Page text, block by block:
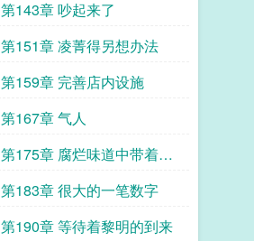
器人
第143章 吵起来了
第151章 凌菁得另想办法
第159章 完善店内设施
第167章 气人
第175章 腐烂味道中带着沁
入气管的甜
第183章 很大的一笔数字
第190章 等待着黎明的到来